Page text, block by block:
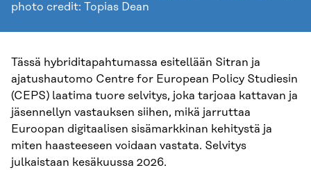
photo credit: Topias Dean
Tässä hybriditapahtumassa esitellään Sitran ja
ajatushautomo Centre for European Policy Studiesin
(CEPS) laatima tuore selvitys, joka tarjoaa kattavan ja
jäsennellyn vastauksen siihen, mikä jarruttaa
Euroopan digitaalisen sisämarkkinan kehitystä ja
miten haasteeseen voidaan vastata. Selvitys
julkaistaan kesäkuussa 2026.